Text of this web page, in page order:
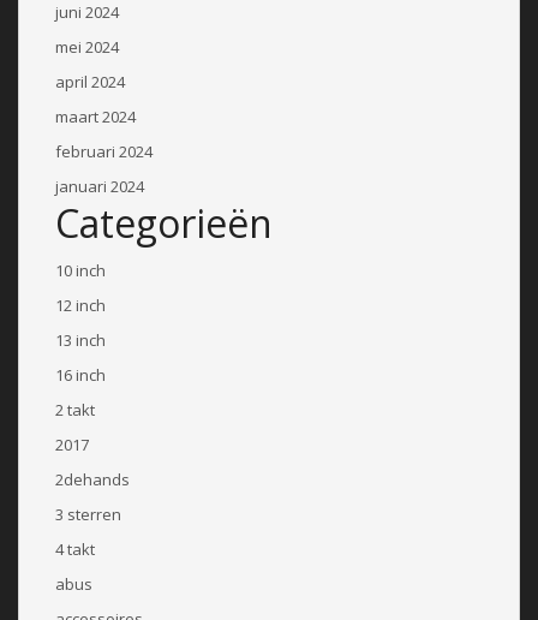
juni 2024
mei 2024
april 2024
maart 2024
februari 2024
januari 2024
Categorieën
10 inch
12 inch
13 inch
16 inch
2 takt
2017
2dehands
3 sterren
4 takt
abus